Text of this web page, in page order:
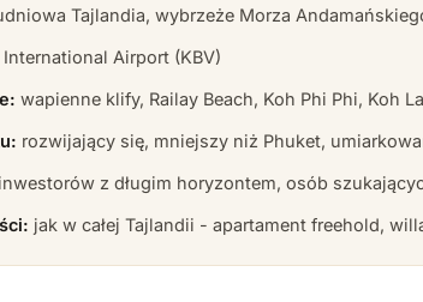
Tajlandia, wybrzeże Morza
International Airport (KBV)
wapienne klify, Railay Beach, Koh Phi Phi, Koh
rozwijający się, mniejszy niż Phuket,
inwestorów z długim horyzontem, osób
jak w całej Tajlandii - apartament freehold,